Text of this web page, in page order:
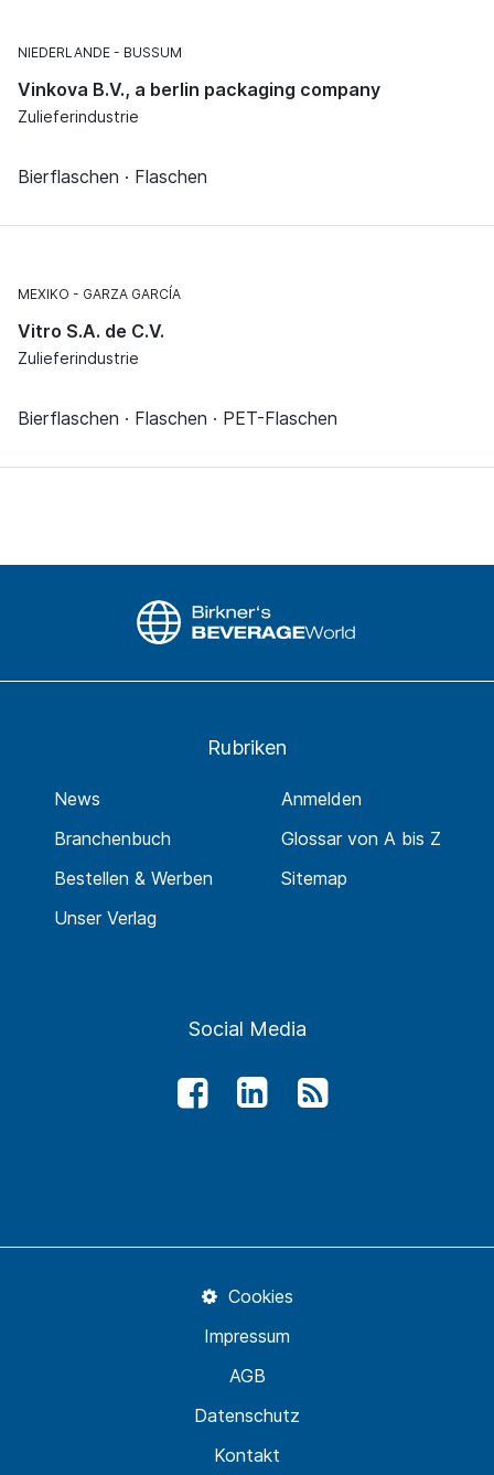
NIEDERLANDE BUSSUM
Vinkova B.V., a berlin packaging company
Zulieferindustrie
Bierflaschen · Flaschen
MEXIKO GARZA GARCÍA
Vitro S.A. de C.V.
Zulieferindustrie
Bierflaschen · Flaschen · PET-Flaschen
Rubriken
News
Branchenbuch
Bestellen & Werben
Unser Verlag
Anmelden
Glossar von A bis Z
Sitemap
Social Media
Kontakt
Datenschutz
AGB
Impressum
Cookies